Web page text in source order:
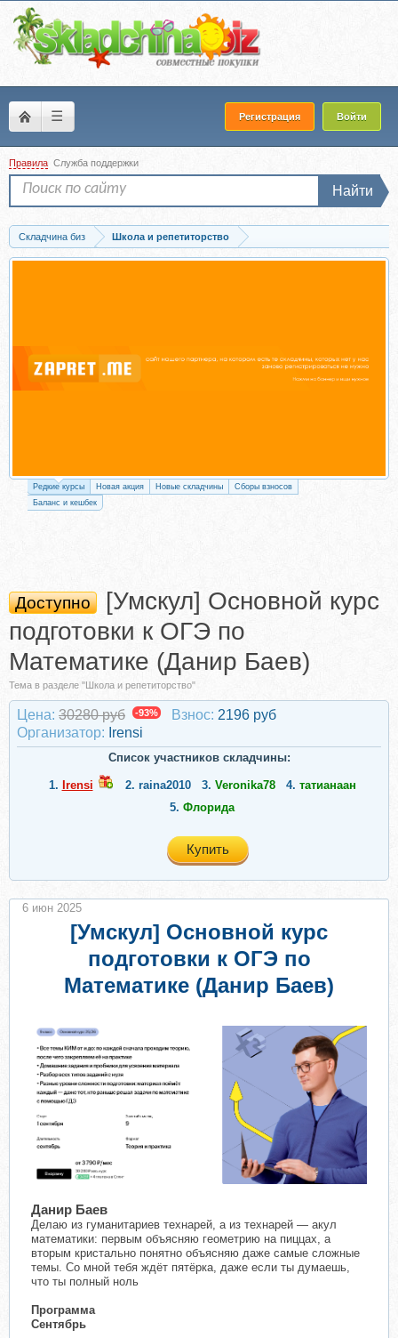
☰ Регистрация Войти
Правила Служба поддержки
Найти
Складчина биз
Школа и репетиторство
Скачать [Умскул] Основной курс подготовки к ОГЭ по Математике (Данир Баев)
Редкие курсы Новая акция Новые складчины
Сборы взносов
Баланс и кешбек
Доступно
[Умскул] Основной курс
подготовки к ОГЭ по
Математике (Данир Баев)
Тема в разделе "Школа и репетиторство"
Цена: 30280 руб -93% Взнос: 2196 руб
Организатор: Irensi
Список участников складчины:
1. Irensi 2. raina2010 3. Veronika78 4. татианаан
5. Флорида
Купить
[Умскул] Основной курс
подготовки к ОГЭ по
Математике (Данир Баев)
Данир Баев
Делаю из гуманитариев технарей, а из технарей — акул
математики: первым объясняю геометрию на пиццах, а
вторым кристально понятно объясняю даже самые сложные
темы. Со мной тебя ждёт пятёрка, даже если ты думаешь,
что ты полный ноль
Программа
Сентябрь
6 июн 2025